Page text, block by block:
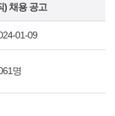
) 채용 공고
01-09
명